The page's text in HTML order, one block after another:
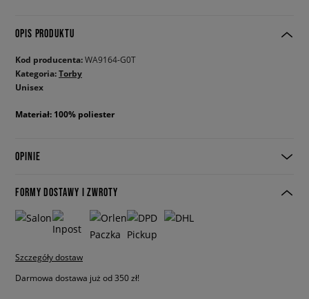
OPIS PRODUKTU
Kod producenta:WA9164-G0T
Kategoria:Torby
Unisex
Materiał: 100% poliester
OPINIE
FORMY DOSTAWY I ZWROTY
Szczegóły dostaw
Darmowa dostawa już od 350 zł!